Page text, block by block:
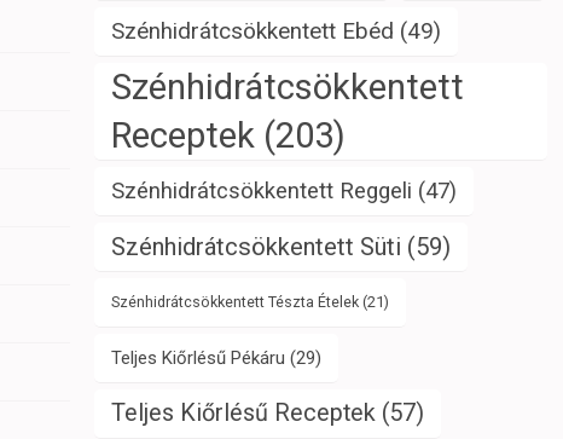
Szénhidrátcsökkentett Ebéd (49)
Szénhidrátcsökkentett
Receptek (203)
Szénhidrátcsökkentett Reggeli (47)
Szénhidrátcsökkentett Süti (59)
Szénhidrátcsökkentett Tészta Ételek(21)
Teljes Kiőrlésű Pékáru (29)
Teljes Kiőrlésű Receptek(57)